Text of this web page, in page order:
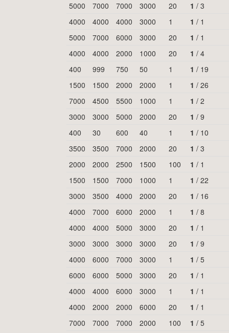
5000
7000 7000 3000 20 1 / 3
4000
4000 4000 3000 1 1 / 1
5000
7000 6000 3000 20 1 / 1
4000
4000 2000 1000 20 1 / 4
400
999 750 50 1 1 / 19
1500
1500 2000 2000 1 1 / 26
7000
4500 5500 1000 1 1 / 2
3000
3000 5000 2000 20 1 / 9
400
30 600 40 1 1 / 10
3500
3500 7000 2000 20 1 / 3
2000
2000 2500 1500 100 1 / 1
1500
1500 7000 1000 1 1 / 22
3000
3500 4000 2000 20 1 / 16
4000
7000 6000 2000 1 1 / 8
4000
4000 5000 3000 20 1 / 1
3000
3000 3000 3000 20 1 / 9
4000
6000 7000 3000 1 1 / 5
6000
6000 5000 3000 20 1 / 1
4000
4000 6000 3000 1 1 / 1
4000
2000 2000 6000 20 1 / 1
7000
7000 7000 2000 100 1 / 5